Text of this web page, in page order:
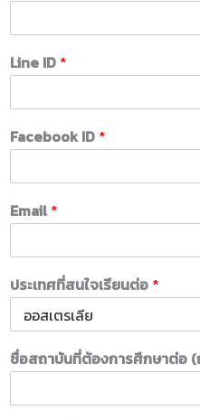
Line ID *
Facebook ID *
Email *
ประเทศที่สนใจเรียนต่อ *
ชื่อสถาบันที่ต้องการศึกษาต่อ (